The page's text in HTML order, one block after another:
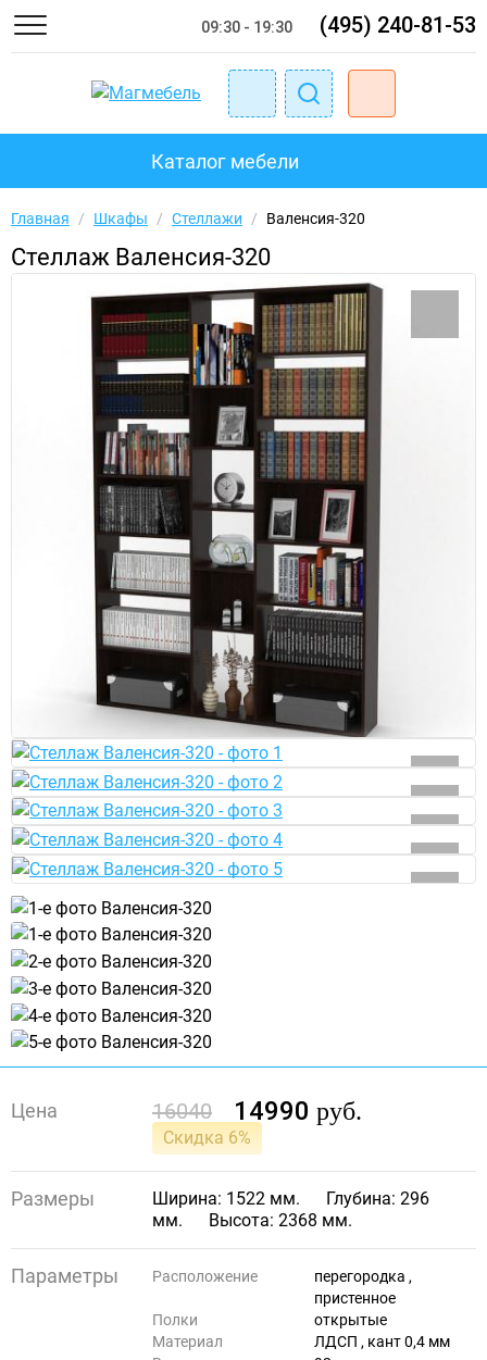
09:30 - 19:30 (495) 240-81-53
Каталог мебели
Главная / Шкафы / Стеллажи / Валенсия-320
Стеллаж Валенсия-320
Цена 16040 14990 руб.
Скидка 6%
Размеры Ширина: 1522 мм.
Глубина: 296
мм.
Высота: 2368 мм.
Параметры Расположение
перегородка ,
пристенное
Полки
открытые
Материал
ЛДСП , кант 0,4 мм